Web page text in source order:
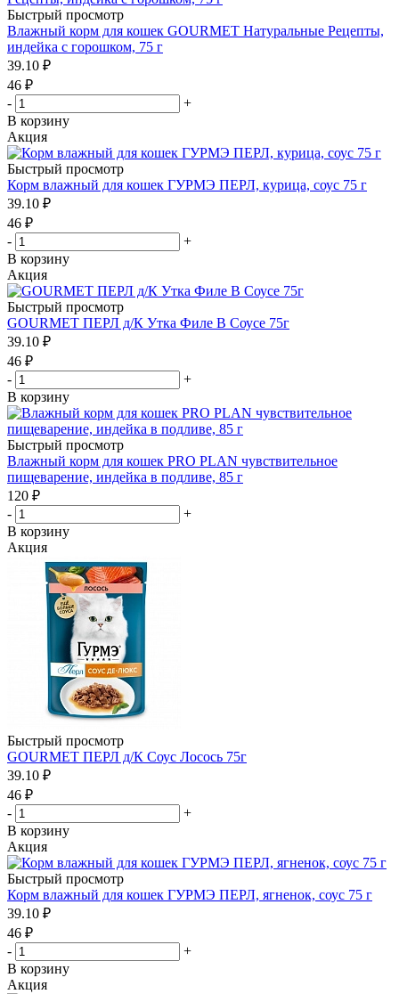
Быстрый просмотр
Влажный корм для кошек GOURMET Натуральные Рецепты,
индейка с горошком, 75 г
39.10 ₽
46 ₽
-
+
В корзину
Акция
Быстрый просмотр
Корм влажный для кошек ГУРМЭ ПЕРЛ, курица, соус 75 г
39.10 ₽
46 ₽
-
+
В корзину
Акция
Быстрый просмотр
GOURMET ПЕРЛ д/К Утка Филе В Соусе 75г
39.10 ₽
46 ₽
-
+
В корзину
Быстрый просмотр
Влажный корм для кошек PRO PLAN чувствительное
пищеварение, индейка в подливе, 85 г
120 ₽
-
+
В корзину
Акция
Быстрый просмотр
GOURMET ПЕРЛ д/К Соус Лосось 75г
39.10 ₽
46 ₽
-
+
В корзину
Акция
Быстрый просмотр
Корм влажный для кошек ГУРМЭ ПЕРЛ, ягненок, соус 75 г
39.10 ₽
46 ₽
-
+
В корзину
Акция